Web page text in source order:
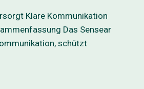
Klare Kommunikation
Das Sensear
schützt